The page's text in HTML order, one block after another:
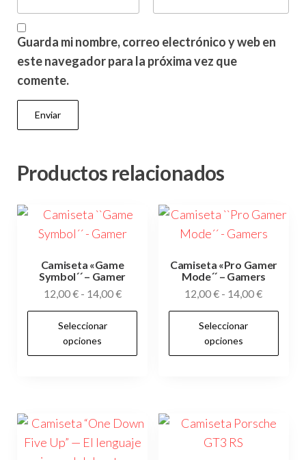
Guarda mi nombre, correo electrónico y web en
este navegador para la próxima vez que
comente.
Productos relacionados
Camiseta «Game
Symbol´´ – Gamer
12,00€ - 14,00€Rango
de
12,00 €
Seleccionar
opciones
Este
tiene
Las
opciones
Camiseta «Pro Gamer
Mode´´ – Gamers
12,00€ - 14,00€Rango
de
12,00 €
Seleccionar
opciones